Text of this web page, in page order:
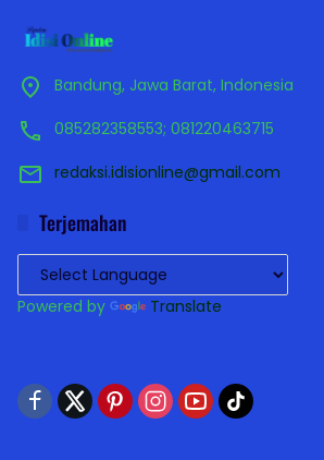
Bandung, Jawa Barat, Indonesia
085282358553; 081220463715
redaksi.idisionline@gmail.com
Terjemahan
Powered by Translate